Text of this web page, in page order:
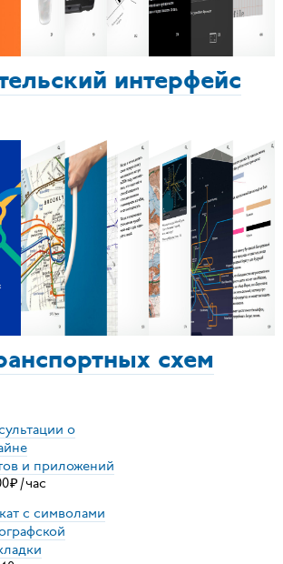
интерфейс
схем
о
и приложений
₽ /час
с символами